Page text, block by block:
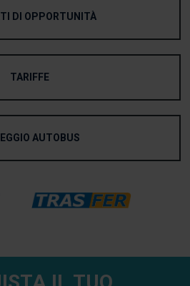
DI OPPORTUNITÀ
TARIFFE
AUTOBUS